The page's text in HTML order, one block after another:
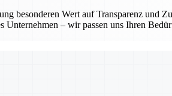
besonderen Wert auf Transparenz und
– wir passen uns Ihren